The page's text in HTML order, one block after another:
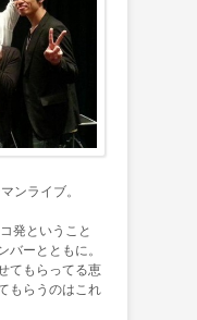
ンライブ。
発ということ
バーとともに。
てもらってる恵
もらうのはこれ